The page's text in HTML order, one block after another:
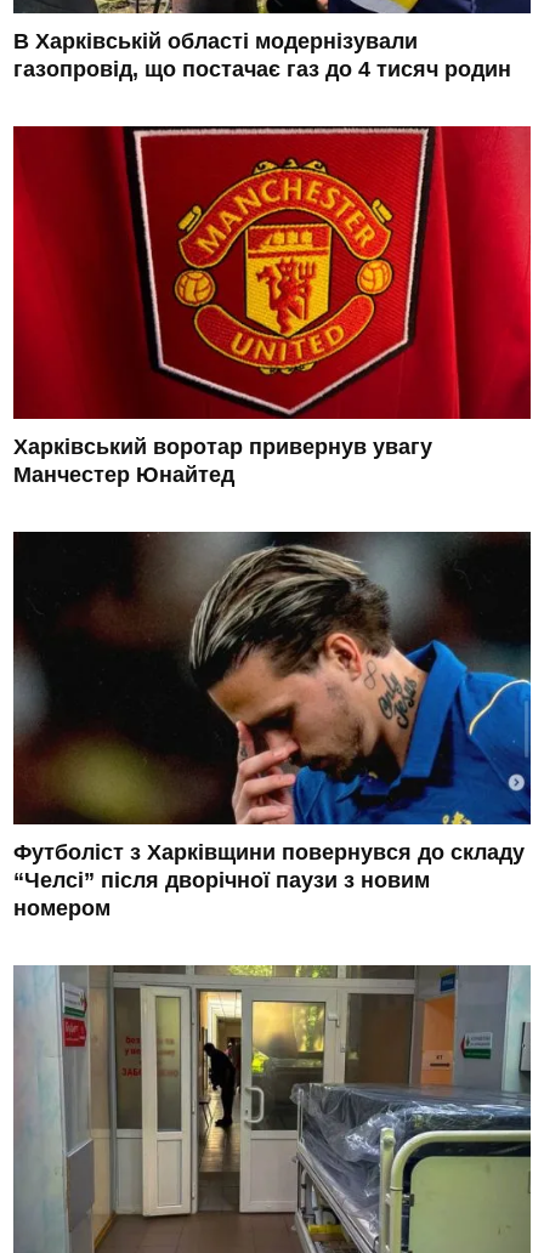
В Харківській області модернізували
газопровід, що постачає газ до 4 тисяч родин
Харківський воротар привернув увагу
Манчестер Юнайтед
Футболіст з Харківщини повернувся до складу
“Челсі” після дворічної паузи з новим
номером